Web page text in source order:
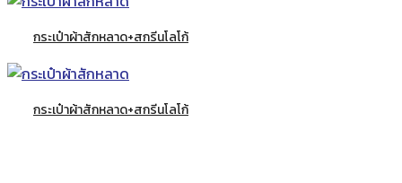
กระเป๋าผ้าสักหลาด+สกรีนโลโก้
กระเป๋าผ้าสักหลาด+สกรีนโลโก้